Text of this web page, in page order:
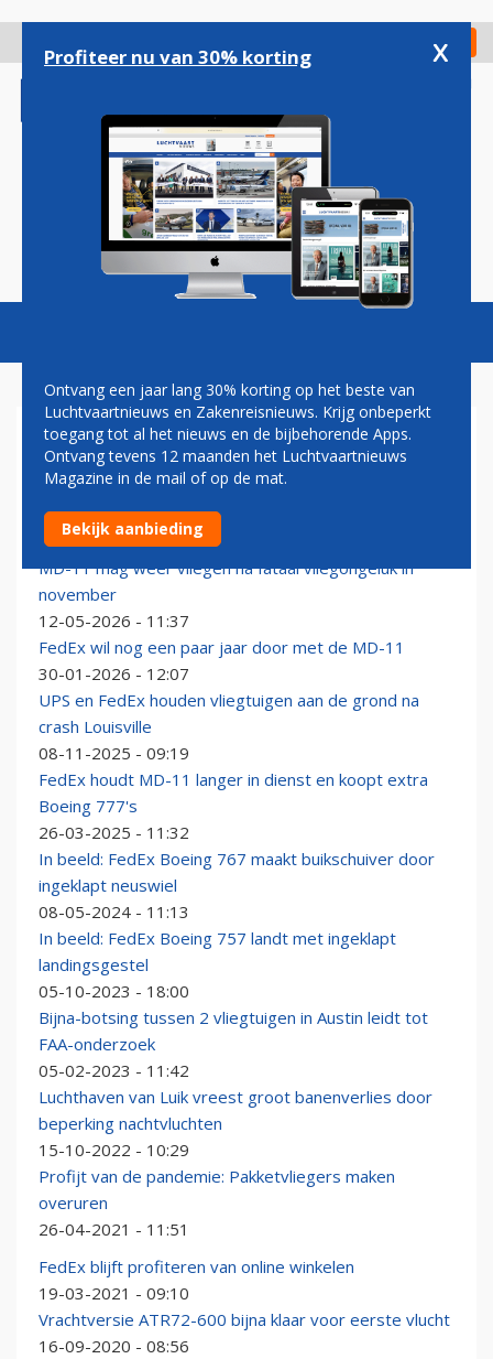
gaan
Check in
Magazine Podcasts Vacatures
FEDEX
FedEx zet MD-11 vanaf 2028 geleidelijk aan de kant
29-06-2026 - 11:54
MD-11 mag weer vliegen na fataal vliegongeluk in
november
12-05-2026 - 11:37
FedEx wil nog een paar jaar door met de MD-11
30-01-2026 - 12:07
UPS en FedEx houden vliegtuigen aan de grond na
crash Louisville
08-11-2025 - 09:19
FedEx houdt MD-11 langer in dienst en koopt extra
Boeing 777's
26-03-2025 - 11:32
In beeld: FedEx Boeing 767 maakt buikschuiver door
ingeklapt neuswiel
08-05-2024 - 11:13
In beeld: FedEx Boeing 757 landt met ingeklapt
landingsgestel
05-10-2023 - 18:00
Bijna-botsing tussen 2 vliegtuigen in Austin leidt tot
FAA-onderzoek
05-02-2023 - 11:42
Luchthaven van Luik vreest groot banenverlies door
beperking nachtvluchten
15-10-2022 - 10:29
Profijt van de pandemie: Pakketvliegers maken
overuren
26-04-2021 - 11:51
FedEx blijft profiteren van online winkelen
19-03-2021 - 09:10
Vrachtversie ATR72-600 bijna klaar voor eerste vlucht
16-09-2020 - 08:56
Profiteer nu van 30% korting x
Ontvang een jaar lang 30% korting op het beste van
Luchtvaartnieuws en Zakenreisnieuws. Krijg onbeperkt
toegang tot al het nieuws en de bijbehorende Apps.
Ontvang tevens 12 maanden het Luchtvaartnieuws
Magazine in de mail of op de mat.
Bekijk aanbieding